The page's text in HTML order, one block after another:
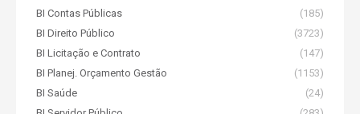
BI Contas Públicas
(185)
BI Direito Público
(3723)
BI Licitação e Contrato
(147)
BI Planej. Orçamento Gestão
(1153)
BI Saúde
(24)